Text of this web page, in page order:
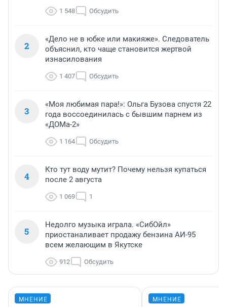
1 548 Обсудить
2
«Дело не в юбке или макияже». Следователь
объяснил, кто чаще становится жертвой
изнасилования
1 407 Обсудить
3
«Моя любимая пара!»: Ольга Бузова спустя 22
года воссоединилась с бывшим парнем из
«ДОМа-2»
1 164 Обсудить
4
Кто тут воду мутит? Почему нельзя купаться
после 2 августа
1 069 1
5
Недолго музыка играла. «СибОйл»
приостаналивает продажу бензина АИ-95
всем желающим в Якутске
912 Обсудить
МНЕНИЕ МНЕНИЕ